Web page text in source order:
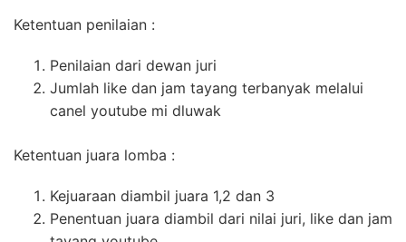
Ketentuan penilaian :
Penilaian dari dewan juri
Jumlah like dan jam tayang terbanyak melalui
canel youtube mi dluwak
Ketentuan juara lomba :
Kejuaraan diambil juara 1,2 dan 3
Penentuan juara diambil dari nilai juri, like dan jam